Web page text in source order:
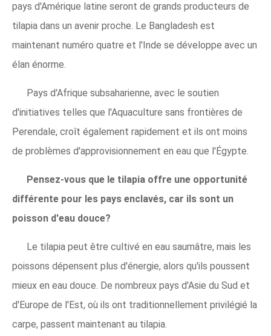
pays d'Amérique latine seront de grands producteurs de
tilapia dans un avenir proche. Le Bangladesh est
maintenant numéro quatre et l'Inde se développe avec un
élan énorme.
Pays d'Afrique subsaharienne, avec le soutien
d'initiatives telles que l'Aquaculture sans frontières de
Perendale, croît également rapidement et ils ont moins
de problèmes d'approvisionnement en eau que l'Égypte.
Pensez-vous que le tilapia offre une opportunité
différente pour les pays enclavés, car ils sont un
poisson d'eau douce?
Le tilapia peut être cultivé en eau saumâtre, mais les
poissons dépensent plus d'énergie, alors qu'ils poussent
mieux en eau douce. De nombreux pays d'Asie du Sud et
d'Europe de l'Est, où ils ont traditionnellement privilégié la
carpe, passent maintenant au tilapia.